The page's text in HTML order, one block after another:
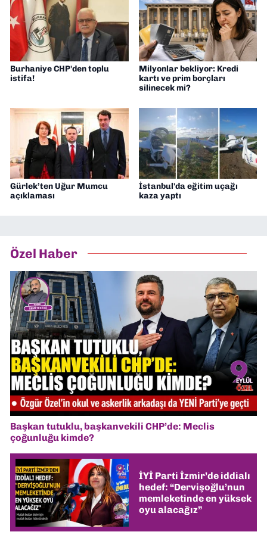
Burhaniye CHP'den toplu
istifa!
Milyonlar bekliyor: Kredi
kartı ve prim borçları
silinecek mi?
Gürlek’ten Uğur Mumcu
açıklaması
İstanbul'da eğitim uçağı
kaza yaptı
Özel Haber
Başkan tutuklu, başkanvekili CHP’de: Meclis
çoğunluğu kimde?
İYİ Parti İzmir’de iddialı
hedef: “Dervişoğlu’nun
memleketinde en yüksek
oyu alacağız”